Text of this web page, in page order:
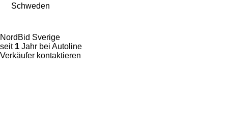
Schweden
NordBid Sverige
seit 1 Jahr bei Autoline
Verkäufer kontaktieren